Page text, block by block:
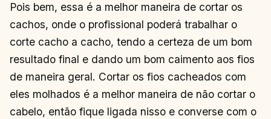
Pois bem, essa é a melhor maneira de cortar os
cachos, onde o profissional poderá trabalhar o
corte cacho a cacho, tendo a certeza de um bom
resultado final e dando um bom caimento aos fios
de maneira geral. Cortar os fios cacheados com
eles molhados é a melhor maneira de não cortar o
cabelo, então fique ligada nisso e converse com o